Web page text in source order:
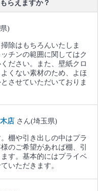
らえますか？
)
除はもちろんいたしま
チンの範囲に関してはク
ださい。また、壁紙クロ
くない素材のため、よほ
させていただいておりま
店 さん(埼玉県)
棚や引き出しの中はプラ
のご希望があれば棚、引
す。基本的にはプライベ
いただきます。